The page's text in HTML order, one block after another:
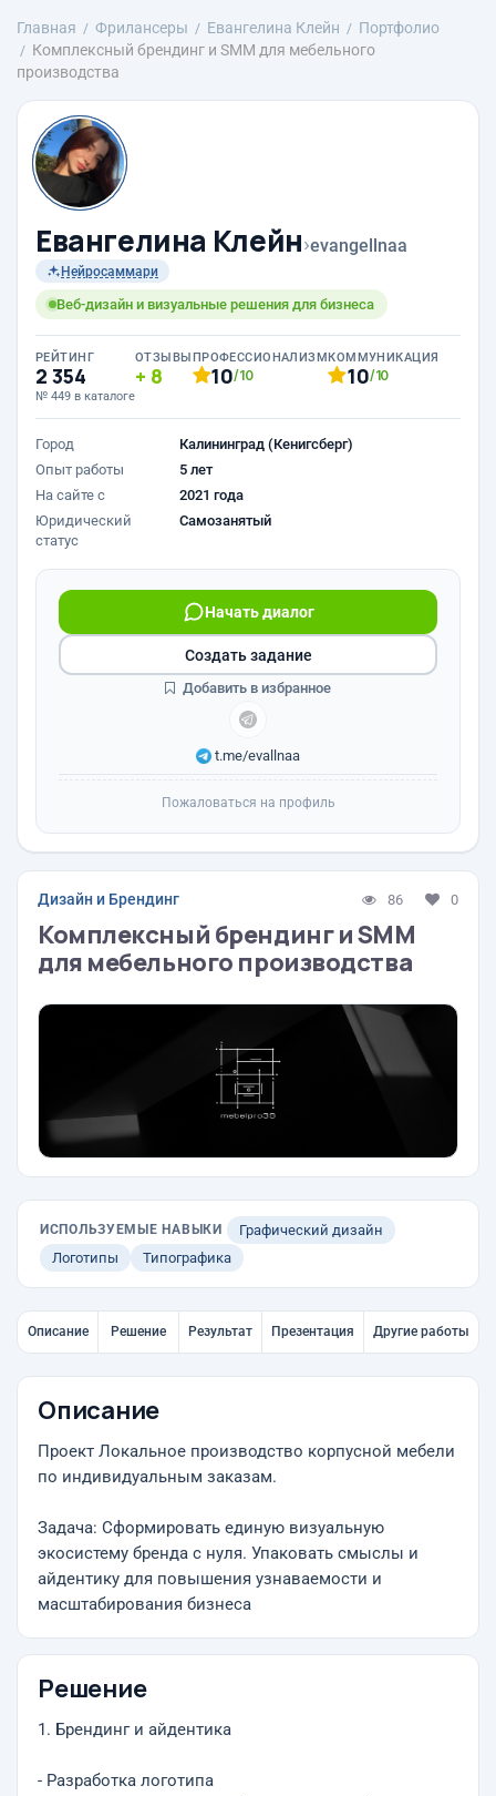
Главная Фрилансеры Евангелина Клейн
Портфолио
Комплексный брендинг и SMM для мебельного
производства
Евангелина Клейн›evangellnaa
Нейросаммари
Веб-дизайн и визуальные решения для бизнеса
РЕЙТИНГ
2 354
№ 449 в каталоге
ОТЗЫВЫ
8
ПРОФЕССИОНАЛИЗМ
10/10
КОММУНИКАЦИЯ
10/10
Город
Калининград (Кенигсберг)
Опыт работы
5 лет
На сайте с
2021 года
Юридический
статус
Самозанятый
Начать диалог
t.me/evallnaa
Создать задание
Добавить в избранное
Пожаловаться на профиль
Дизайн и Брендинг 86 0
Комплексный брендинг и SMM
для мебельного производства
ИСПОЛЬЗУЕМЫЕ НАВЫКИ
Графический дизайн
Логотипы
Типографика
Описание Решение Результат Презентация Другие работы
Описание
Проект Локальное производство корпусной мебели
по индивидуальным заказам.
Задача: Сформировать единую визуальную
экосистему бренда с нуля. Упаковать смыслы и
айдентику для повышения узнаваемости и
масштабирования бизнеса
Решение
1. Брендинг и айдентика
- Разработка логотипа